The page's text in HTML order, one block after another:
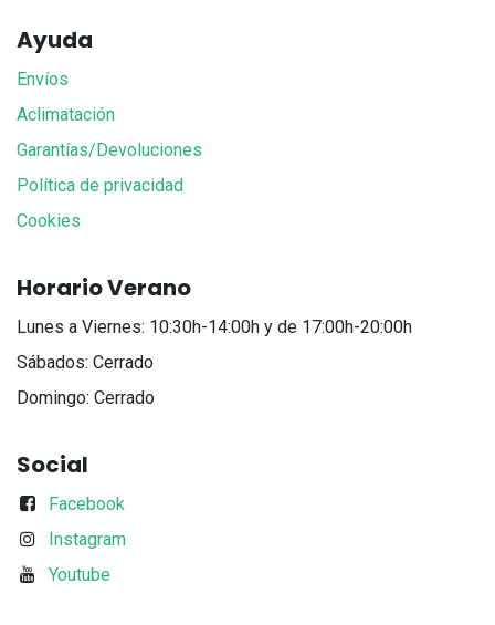
Ayuda
Envíos
Aclimatación
Garantías/Devoluciones
Política de privacidad
Cookies
Horario Verano
Lunes a Viernes: 10:30h-14:00h y de 17:00h-20:00h
Sábados: Cerrado
Domingo: Cerrado
Social
Facebook
Instagram
Youtube